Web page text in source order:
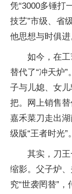
凭“3000多锤打
技艺”市级、省
他思想与时俱进
如今，在
替代了“冲天炉
子与儿媳、女
把。网上销售
嘉禾菜刀走出
级版“王者时光”。
其实， 刀
缩影。父子炉
究“世袭罔替”